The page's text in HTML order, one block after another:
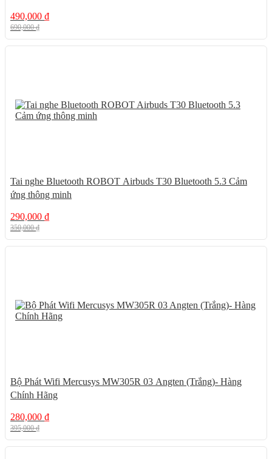
490,000 ₫
690,000₫
Tai nghe Bluetooth ROBOT Airbuds T30 Bluetooth 5.3 Cảm
ứng thông minh
290,000 ₫
350,000₫
Bộ Phát Wifi Mercusys MW305R 03 Angten (Trắng)- Hàng
Chính Hãng
280,000 ₫
395,000₫